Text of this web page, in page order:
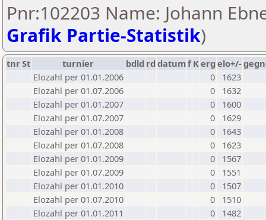
Pnr:102203 Name: Johann
Grafik Partie-Statistik)
tnrSt turnier bdld rd datumf Kerg elo+/-
Elozahl per 01.01.2006
0
1623
Elozahl per 01.07.2006
0
1632
Elozahl per 01.01.2007
0
1600
Elozahl per 01.07.2007
0
1629
Elozahl per 01.01.2008
0
1643
Elozahl per 01.07.2008
0
1623
Elozahl per 01.01.2009
0
1567
Elozahl per 01.07.2009
0
1551
Elozahl per 01.01.2010
0
1507
Elozahl per 01.07.2010
0
1510
Elozahl per 01.01.2011
0
1482